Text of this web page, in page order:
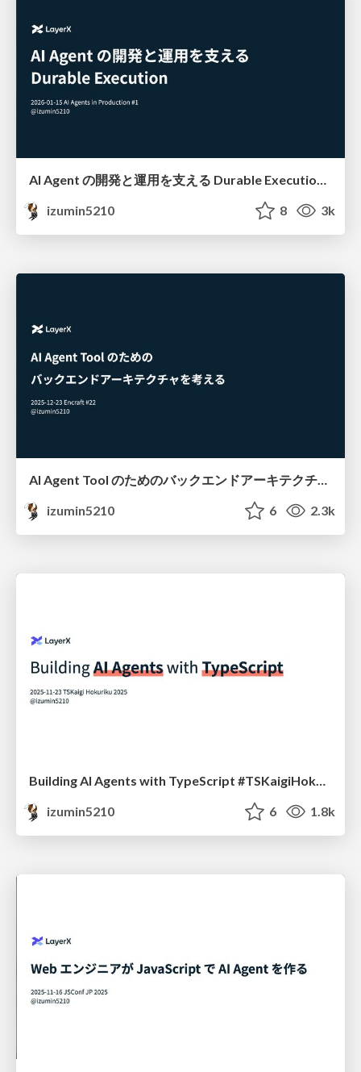
AI Agent の開発と運用を支える Durable Execution #AgentsInProd
izumin5210
8 3k
AI Agent Tool のためのバックエンドアーキテクチャを考える #encraft
izumin5210
6 2.3k
Building AI Agents with TypeScript #TSKaigiHokuriku
izumin5210
6 1.8k